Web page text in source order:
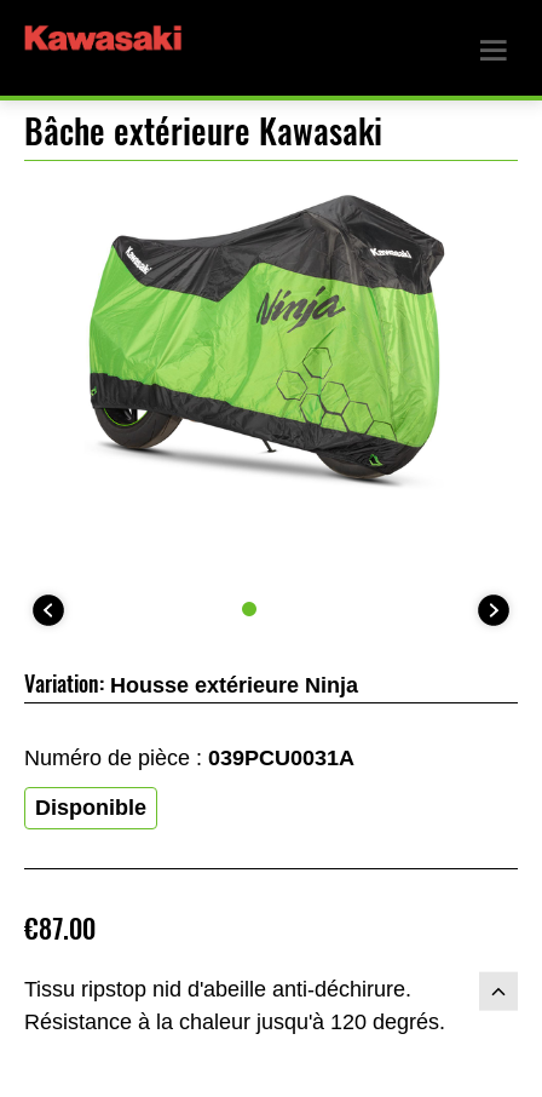
Bâche extérieure Kawasaki
Tissu ripstop nid d'abeille anti-déchirure.
Résistance à la chaleur jusqu'à 120 degrés.
€87.00
Variation: Housse extérieure Ninja
Numéro de pièce : 039PCU0031A
Disponible